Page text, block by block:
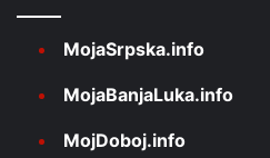
MojaSrpska.info
MojaBanjaLuka.info
MojDoboj.info